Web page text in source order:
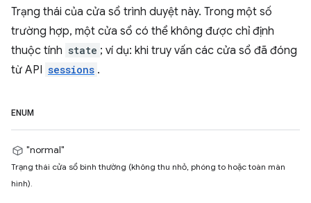
Trạng thái của cửa sổ trình duyệt này. Trong một số
trường hợp, một cửa sổ có thể không được chỉ định
thuộc tính state ; ví dụ: khi truy vấn các cửa sổ đã đóng
từ API sessions .
ENUM
"normal"
Trạng thái cửa sổ bình thường (không thu nhỏ, phóng to hoặc toàn màn
hình).